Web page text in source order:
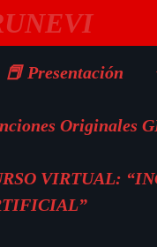
📕 Presentación
Originales
VIRTUAL: